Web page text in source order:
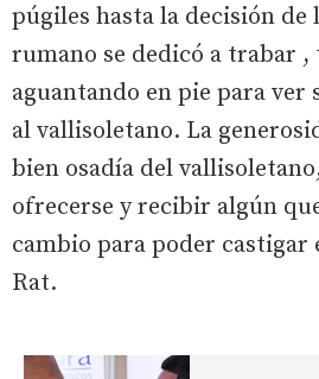
púgiles hasta la decisión de
rumano se dedicó a trabar
aguantando en pie para ver
al vallisoletano. La
bien osadía del
ofrecerse y recibir algún
cambio para poder castigar
Rat.